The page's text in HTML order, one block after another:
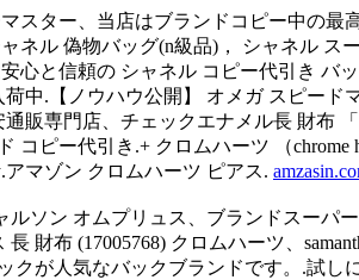
スター、当店はブランドコピー中の
ネル 偽物バッグ(n級品)， シャネル
心と信頼の シャネル コピー代引き バ
中.【ノウハウ公開】 オメガ スピー
販専門店、チェックエナメル長 財布
コピー代引き.+ クロムハーツ （
マゾン クロムハーツ ピアス.
ルソン オムプリュス、ブランドスーパ
長 財布 (17005768) クロムハーツ、
クが人気なバックブランドです。.試し